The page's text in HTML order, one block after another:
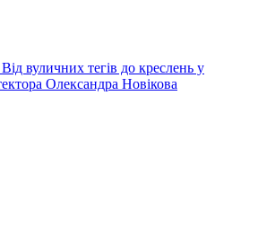
Від вуличних тегів до креслень у
Олександра Новікова